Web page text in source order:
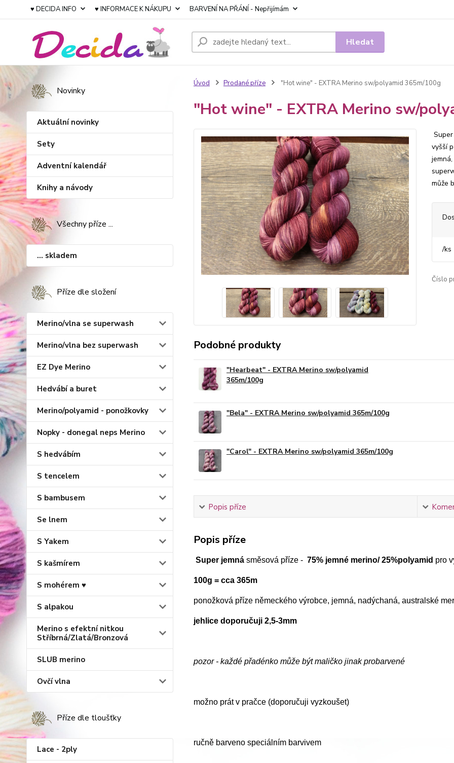
♥ DECIDA INFO ♥ INFORMACE K NÁKUPU BARVENÍ NA PŘÁNÍ - Nepřijímám
Hledat
Novinky
Aktuální novinky
Sety
Adventní kalendář
Knihy a návody
Všechny příze ...
... skladem
Příze dle složení
Merino/vlna se superwash
Merino/vlna bez superwash
EZ Dye Merino
Hedvábí a buret
Merino/polyamid - ponožkovky
Nopky - donegal neps Merino
S hedvábím
S tencelem
S bambusem
Se lnem
S Yakem
S kašmírem
S mohérem ♥
S alpakou
Merino s efektní nitkou
Stříbrná/Zlatá/Bronzová
SLUB merino
Ovčí vlna
Příze dle tloušťky
Lace - 2ply
Úvod Prodané příze "Hot wine" - EXTRA Merino sw/polyamid 365m/100g
"Hot wine" - EXTRA Merino sw/
vyšší
může
/ks
Číslo
Podobné produkty
"Hearbeat" - EXTRA Merino sw/polyamid
365m/100g
"Bela" - EXTRA Merino sw/polyamid 365m/100g
"Carol" - EXTRA Merino sw/polyamid 365m/100g
Popis příze
Popis příze
Super jemnásměsová příze - 75% jemné merino/ 25%polyamid pro
100g = cca 365m
ponožková příze německého výrobce, jemná, nadýchaná, australské
jehlice doporučuji 2,5-3mm
pozor - každé přadénko může být maličko jinak probarvené
možno prát v pračce (doporučuji vyzkoušet)
ručně barveno speciálním barvivem